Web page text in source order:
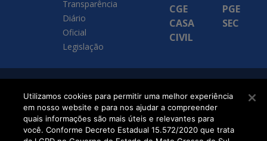
Transparência
Diário
Oficial
Legislação
CGE
CASA
CIVIL
PGE
SEC
SETDIG | Secretaria-
Executiva de
Transformação Digital
Utilizamos cookies para permitir uma melhor experiência
em nosso website e para nos ajudar a compreender
quais informações são mais úteis e relevantes para
você. Conforme Decreto Estadual 15.572/2020 que trata